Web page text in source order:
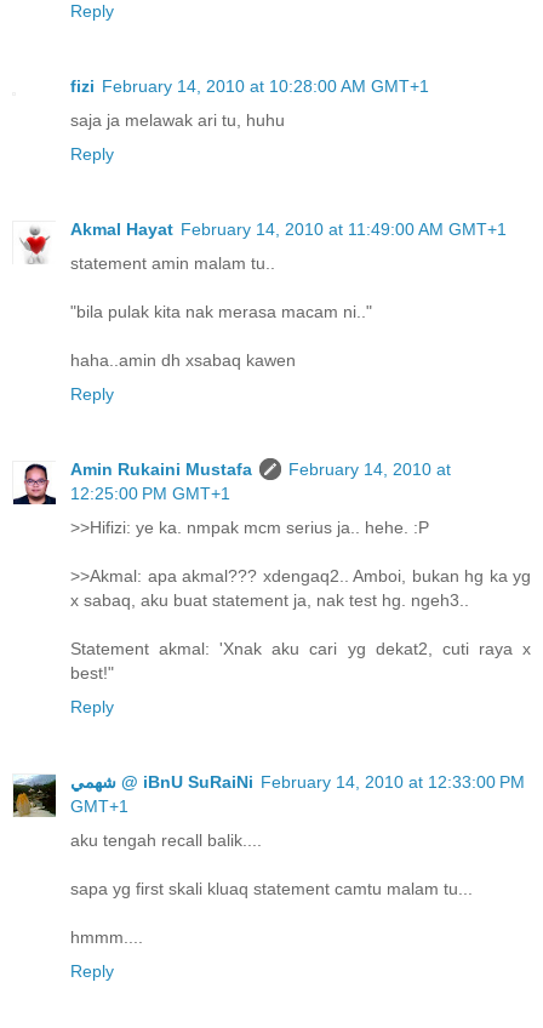
Reply
fizi February 14, 2010 at 10:28:00 AM GMT+1
saja ja melawak ari tu, huhu
Reply
Akmal Hayat February 14, 2010 at 11:49:00 AM GMT+1
statement amin malam tu..
"bila pulak kita nak merasa macam ni.."
haha..amin dh xsabaq kawen
Reply
Amin Rukaini Mustafa
February 14, 2010 at
12:25:00 PM GMT+1
>>Hifizi: ye ka. nmpak mcm serius ja.. hehe. :P
>>Akmal: apa akmal??? xdengaq2.. Amboi, bukan hg ka yg
x sabaq, aku buat statement ja, nak test hg. ngeh3..
Statement akmal: 'Xnak aku cari yg dekat2, cuti raya x
best!"
Reply
ﺷﻬﻤﻲ @ iBnU SuRaiNi February 14, 2010 at 12:33:00 PM
GMT+1
aku tengah recall balik....
sapa yg first skali kluaq statement camtu malam tu...
hmmm....
Reply